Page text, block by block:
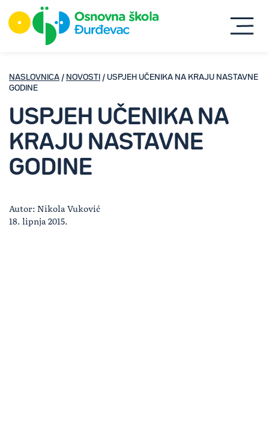
NASLOVNICA / NOVOSTI
/ USPJEH UČENIKA NA KRAJU NASTAVNE
GODINE
USPJEH UČENIKA NA
KRAJU NASTAVNE
GODINE
Autor: Nikola Vuković
18. lipnja 2015.